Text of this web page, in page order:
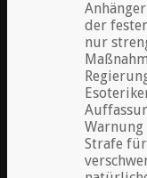
der
nur
Strafe